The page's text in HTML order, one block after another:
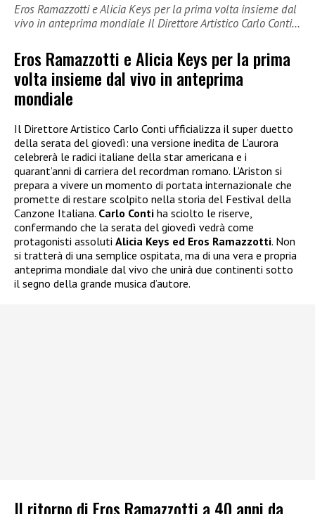
Eros Ramazzotti e Alicia Keys per la prima volta insieme dal
vivo in anteprima mondiale Il Direttore Artistico Carlo Conti…
Eros Ramazzotti e Alicia Keys per la prima
volta insieme dal vivo in anteprima
mondiale
Il Direttore Artistico Carlo Conti ufficializza il super duetto
della serata del giovedì: una versione inedita de L’aurora
celebrerà le radici italiane della star americana e i
quarant’anni di carriera del recordman romano. L’Ariston si
prepara a vivere un momento di portata internazionale che
promette di restare scolpito nella storia del Festival della
Canzone Italiana. Carlo Conti ha sciolto le riserve,
confermando che la serata del giovedì vedrà come
protagonisti assoluti Alicia Keys ed Eros Ramazzotti. Non
si tratterà di una semplice ospitata, ma di una vera e propria
anteprima mondiale dal vivo che unirà due continenti sotto
il segno della grande musica d’autore.
Il ritorno di Eros Ramazzotti a 40 anni da